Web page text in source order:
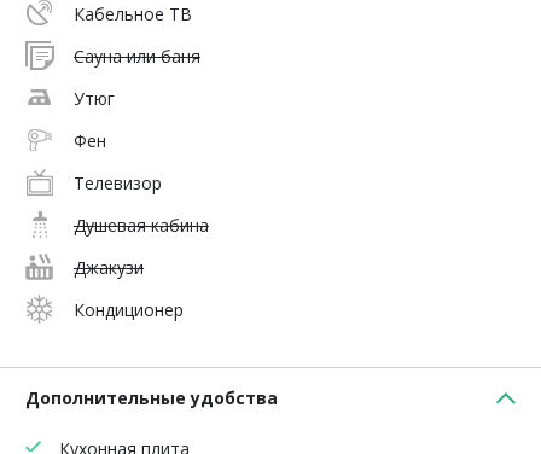
Кабельное ТВ
Сауна или баня
Утюг
Фен
Телевизор
Душевая кабина
Джакузи
Кондиционер
Дополнительные удобства
Кухонная плита